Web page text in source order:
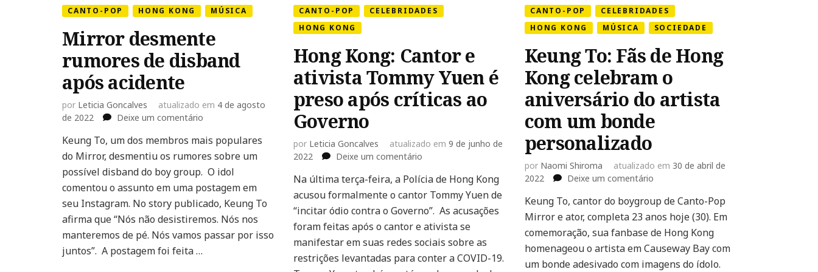
CANTO-POP HONG KONG MÚSICA
Mirror desmente
rumores de disband
após acidente
por Leticia Goncalves atualizado em 4 de agosto
de 2022
Deixe um comentário
desmente
rumores
de
após
acidente
Keung To, um dos membros mais populares
do Mirror, desmentiu os rumores sobre um
possível disband do boy group. O idol
comentou o assunto em uma postagem em
seu Instagram. No story publicado, Keung To
afirma que “Nós não desistiremos. Nós nos
manteremos de pé. Nós vamos passar por isso
juntos”. A postagem foi feita …
CANTO-POP
CELEBRIDADES
HONG KONG
Hong Kong: Cantor e
ativista Tommy Yuen é
preso após críticas ao
Governo
por Leticia Goncalves atualizado em 9 de junho de
2022
Deixe um comentárioem
Kong:
Cantor
e
Tommy
Yuen
é
Na última terça-feira, a Polícia de Hong Kong
acusou formalmente o cantor Tommy Yuen de
“incitar ódio contra o Governo”. As acusações
foram feitas após o cantor e ativista se
manifestar em suas redes sociais sobre as
restrições levantadas para conter a COVID-19.
CANTO-POP
CELEBRIDADES
HONG KONG
MÚSICA SOCIEDADE
Keung To: Fãs de Hong
Kong celebram o
aniversário do artista
com um bonde
personalizado
por Naomi Shiroma atualizado em 30 de abril de
2022
Deixe um comentárioem
To:
Fãs
de
Kong
celebram
Keung To, cantor do boygroup de Canto-Pop
Mirror e ator, completa 23 anos hoje (30). Em
comemoração, sua fanbase de Hong Kong
homenageou o artista em Causeway Bay com
um bonde adesivado com imagens do ídolo.